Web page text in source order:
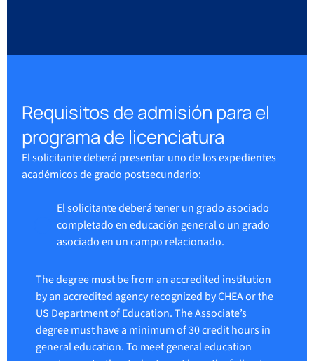
Requisitos de admisión para el
programa de licenciatura
El solicitante deberá presentar uno de los expedientes
académicos de grado postsecundario:
El solicitante deberá tener un grado asociado
completado en educación general o un grado
asociado en un campo relacionado.
The degree must be from an accredited institution
by an accredited agency recognized by CHEA or the
US Department of Education. The Associate’s
degree must have a minimum of 30 credit hours in
general education. To meet general education